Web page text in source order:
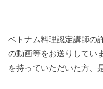
ベトナム料理認定講師の
の動画等をお送りしてい
を持っていただいた方、